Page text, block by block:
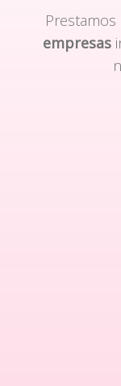
empresas